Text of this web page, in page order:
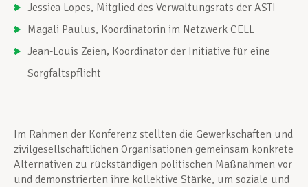
Jessica Lopes, Mitglied des Verwaltungsrats der ASTI
Magali Paulus, Koordinatorin im Netzwerk CELL
Jean-Louis Zeien, Koordinator der Initiative für eine
Sorgfaltspflicht
Im Rahmen der Konferenz stellten die Gewerkschaften und
zivilgesellschaftlichen Organisationen gemeinsam konkrete
Alternativen zu rückständigen politischen Maßnahmen vor
und demonstrierten ihre kollektive Stärke, um soziale und